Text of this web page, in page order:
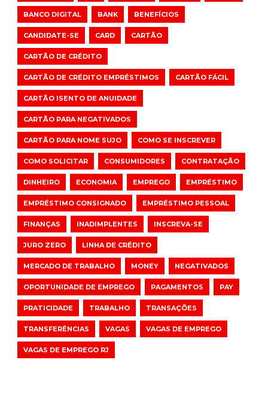
BANCO DIGITAL BANK BENEFÍCIOS
CANDIDATE-SE CARD CARTÃO
CARTÃO DE CRÉDITO
CARTÃO DE CRÉDITO EMPRÉSTIMOS CARTÃO FÁCIL
CARTÃO ISENTO DE ANUIDADE
CARTÃO PARA NEGATIVADOS
CARTÃO PARA NOME SUJO COMO SE INSCREVER
COMO SOLICITAR CONSUMIDORES CONTRATAÇÃO
DINHEIRO ECONOMIA EMPREGO EMPRÉSTIMO
EMPRÉSTIMO CONSIGNADO EMPRÉSTIMO PESSOAL
FINANÇAS INADIMPLENTES INSCREVA-SE
JURO ZERO LINHA DE CRÉDITO
MERCADO DE TRABALHO MONEY NEGATIVADOS
OPORTUNIDADE DE EMPREGO PAGAMENTOS PAY
PRATICIDADE TRABALHO TRANSAÇÕES
TRANSFERÊNCIAS VAGAS VAGAS DE EMPREGO
VAGAS DE EMPREGO RJ